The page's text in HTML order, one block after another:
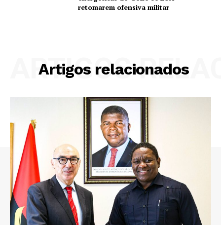
retomarem ofensiva militar
Artigos relacionados
ARTIGOS